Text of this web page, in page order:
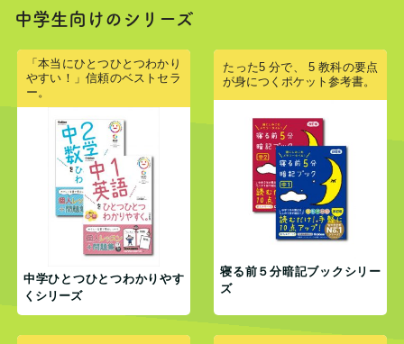
中学生向けのシリーズ
「本当にひとつひとつわかり
やすい！」信頼のベストセラ
ー。
中学ひとつひとつわかりやす
くシリーズ
たった5 分で、 5 教科の要点
が身につくポケット参考書。
寝る前５分暗記ブックシリー
ズ